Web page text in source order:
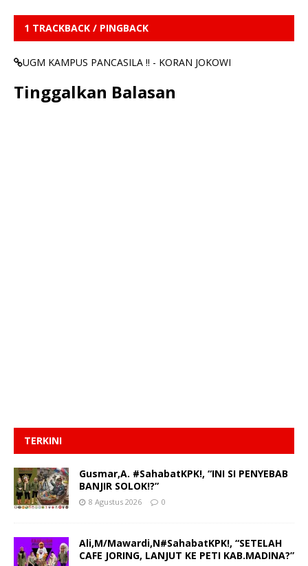
1 TRACKBACK / PINGBACK
UGM KAMPUS PANCASILA !! - KORAN JOKOWI
Tinggalkan Balasan
TERKINI
Gusmar,A. #SahabatKPK!, “INI SI PENYEBAB
BANJIR SOLOK!?”
8 Agustus 2026 0
Ali,M/Mawardi,N#SahabatKPK!, “SETELAH
CAFE JORING, LANJUT KE PETI KAB.MADINA?”